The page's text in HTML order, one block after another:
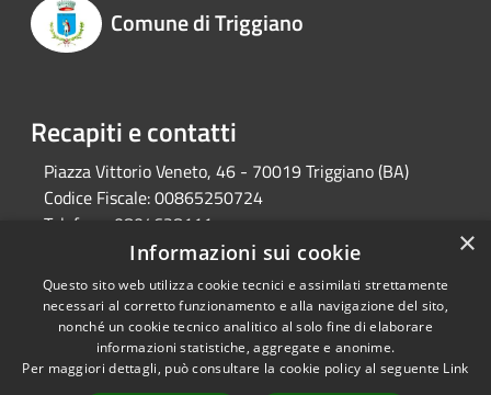
Comune di Triggiano
Recapiti e contatti
Piazza Vittorio Veneto, 46 - 70019 Triggiano (BA)
Codice Fiscale:00865250724
Telefono:
0804628111
protocollo@pec.comune.triggiano.ba.it
Accessibilità
Privacy
Copyright © 2026 • Comune di
Triggiano • Powered by
Municipium Accesso
×
Informazioni sui cookie
Questo sito web utilizza cookie tecnici e assimilati strettamente
necessari al corretto funzionamento e alla navigazione del sito,
nonché un cookie tecnico analitico al solo fine di elaborare
informazioni statistiche, aggregate e anonime.
Per maggiori dettagli, può consultare la cookie policy al seguente Link